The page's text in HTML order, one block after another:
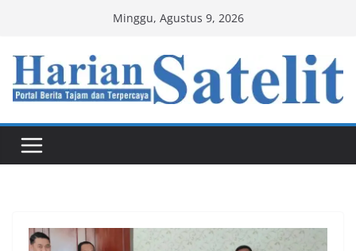
content
Minggu, Agustus 9, 2026